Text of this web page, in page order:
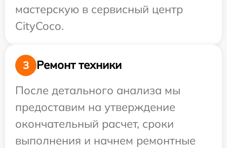
мастерскую в сервисный центр
CityCoco.
3
Ремонт техники
После детального анализа мы
предоставим на утверждение
окончательный расчет, сроки
выполнения и начнем ремонтные